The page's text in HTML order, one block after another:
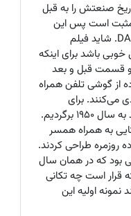
صنعتش را به قبل
مثبت است پس این
. شاید فیلم
خوبی باشد برای اینکه
دو قسمت قبل و بعد
از گوشی تلفن همراه
می‌کنند. برای
شناخت تاریخ طراحی این صندلی باید به سال 1950 برگردیم.
به همراه همسر
طراحی کردند.
بود که در همان سال
قرار است چه تکانی
اولیه این